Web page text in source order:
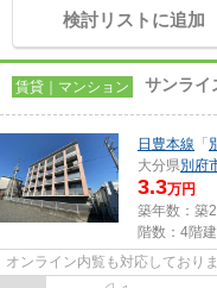
検討リストに追加
賃貸｜マンション サンライ
日豊本線 「
大分県別府
3.3万円
築年数：築
階数：4階建
オンライン内覧も対応しており